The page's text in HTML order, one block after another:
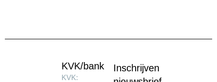
KVK/bank
KVK:
Inschrijven